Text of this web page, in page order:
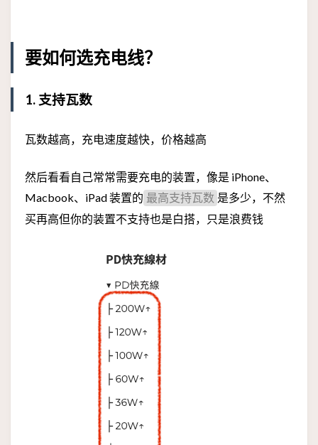
要如何选充电线？
1. 支持瓦数
瓦数越高，充电速度越快，价格越高
然后看看自己常常需要充电的装置，像是 iPhone、
Macbook、iPad 装置的 最高支持瓦数 是多少，不然
买再高但你的装置不支持也是白搭，只是浪费钱